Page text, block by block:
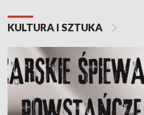
KULTURA I SZTUKA